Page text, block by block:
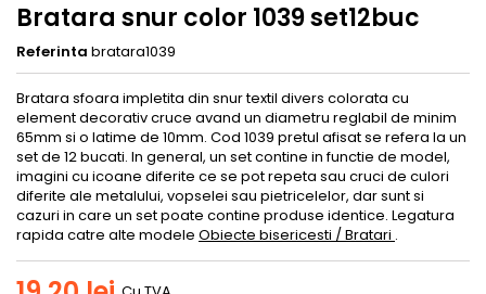
Bratara snur color 1039 set12buc
Referinta bratara1039
Bratara sfoara impletita din snur textil divers colorata cu
element decorativ cruce avand un diametru reglabil de minim
65mm si o latime de 10mm. Cod 1039 pretul afisat se refera la un
set de 12 bucati. In general, un set contine in functie de model,
imagini cu icoane diferite ce se pot repeta sau cruci de culori
diferite ale metalului, vopselei sau pietricelelor, dar sunt si
cazuri in care un set poate contine produse identice. Legatura
rapida catre alte modele Obiecte bisericesti / Bratari .